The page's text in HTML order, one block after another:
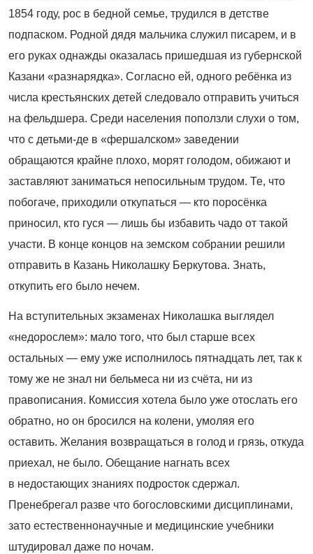
1854 году, рос в бедной семье, трудился в детстве
подпаском. Родной дядя мальчика служил писарем, и в
его руках однажды оказалась пришедшая из губернской
Казани «разнарядка». Согласно ей, одного ребёнка из
числа крестьянских детей следовало отправить учиться
на фельдшера. Среди населения поползли слухи о том,
что с детьми-де в «фершалском» заведении
обращаются крайне плохо, морят голодом, обижают и
заставляют заниматься непосильным трудом. Те, что
побогаче, приходили откупаться — кто поросёнка
приносил, кто гуся — лишь бы избавить чадо от такой
участи. В конце концов на земском собрании решили
отправить в Казань Николашку Беркутова. Знать,
откупить его было нечем.
На вступительных экзаменах Николашка выглядел
«недорослем»: мало того, что был старше всех
остальных — ему уже исполнилось пятнадцать лет, так к
тому же не знал ни бельмеса ни из счёта, ни из
правописания. Комиссия хотела было уже отослать его
обратно, но он бросился на колени, умоляя его
оставить. Желания возвращаться в голод и грязь, откуда
приехал, не было. Обещание нагнать всех
в недостающих знаниях подросток сдержал.
Пренебрегал разве что богословскими дисциплинами,
зато естественнонаучные и медицинские учебники
штудировал даже по ночам.